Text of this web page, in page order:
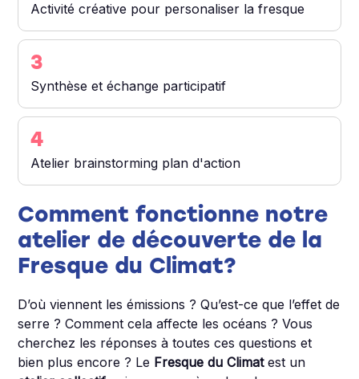
Activité créative pour personaliser la fresque
3
Synthèse et échange participatif
4
Atelier brainstorming plan d'action
Comment fonctionne notre
atelier de découverte de la
Fresque du Climat?
D’où viennent les émissions ? Qu’est-ce que l’effet de
serre ? Comment cela affecte les océans ? Vous
cherchez les réponses à toutes ces questions et
bien plus encore ? Le Fresque du Climatest un